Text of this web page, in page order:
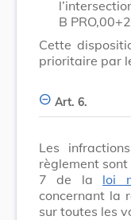
B
Cette
prioritaire par
Art. 6.
Les
règlement
7 de la loi
concernant la
sur toutes les